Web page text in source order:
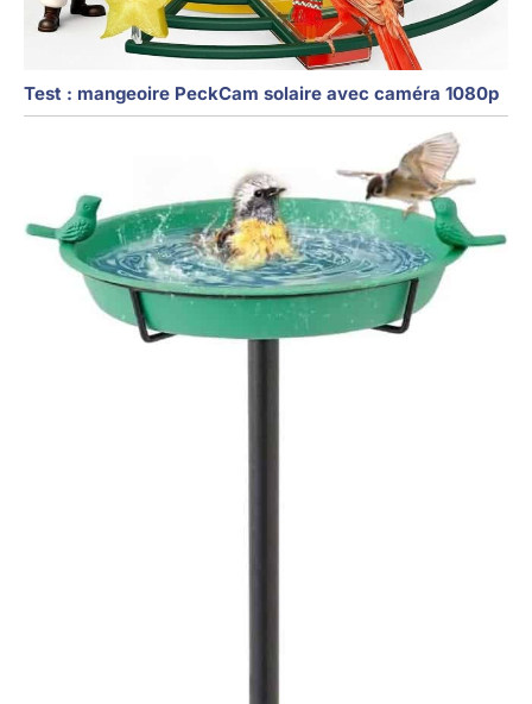
Test : mangeoire PeckCam solaire avec caméra 1080p